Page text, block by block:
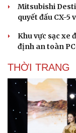
Sức khỏe
Dinh dưỡng - món
Mitsubishi
quyết đấu CX-5
Khu vực sạc xe
định an toàn
THỜI TRANG